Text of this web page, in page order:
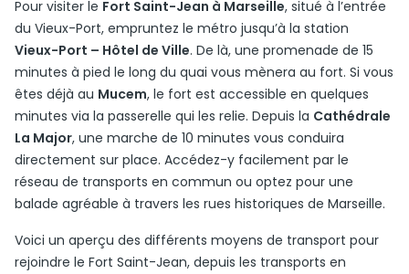
Pour visiter le Fort Saint-Jean à Marseille, situé à l’entrée
du Vieux-Port, empruntez le métro jusqu’à la station
Vieux-Port – Hôtel de Ville. De là, une promenade de 15
minutes à pied le long du quai vous mènera au fort. Si vous
êtes déjà au Mucem, le fort est accessible en quelques
minutes via la passerelle qui les relie. Depuis la Cathédrale
La Major, une marche de 10 minutes vous conduira
directement sur place. Accédez-y facilement par le
réseau de transports en commun ou optez pour une
balade agréable à travers les rues historiques de Marseille.
Voici un aperçu des différents moyens de transport pour
rejoindre le Fort Saint-Jean, depuis les transports en